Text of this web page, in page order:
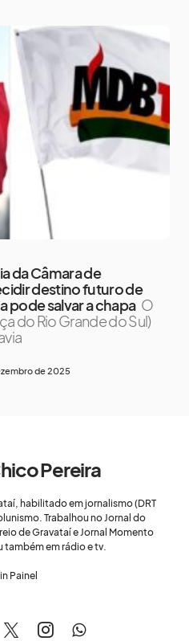
da Câmara de
destino futuro de
pode salvar a chapa O
do Rio Grande do Sul)
de 2025
Pereira
habilitado em jornalismo (DRT
Trabalhou no Jornal do
de Gravataí e Jornal Momento
também em rádio e tv.
Painel